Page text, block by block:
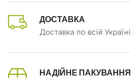
ДОСТАВКА
Доставка по всій Україні
НАДІЙНЕ ПАКУВАННЯ